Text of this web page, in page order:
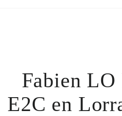
Fabien
E2C en